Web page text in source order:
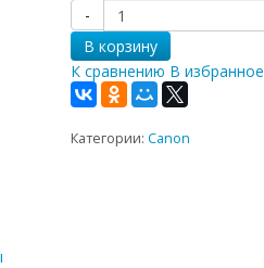
-
В корзину
К сравнению В избранное
Категории:Canon